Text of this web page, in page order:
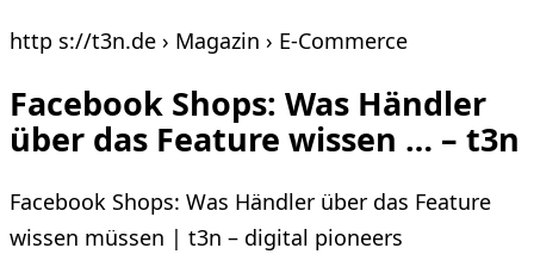
http s://t3n.de › Magazin › E-Commerce
Facebook Shops: Was Händler
über das Feature wissen … – t3n
Facebook Shops: Was Händler über das Feature
wissen müssen | t3n – digital pioneers